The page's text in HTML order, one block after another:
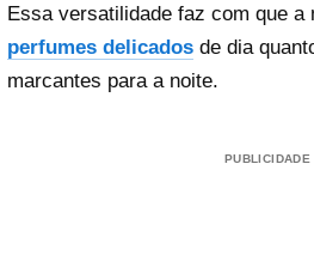
Essa versatilidade faz com que a
perfumes delicados de dia
marcantes para a noite.
PUBLICIDADE